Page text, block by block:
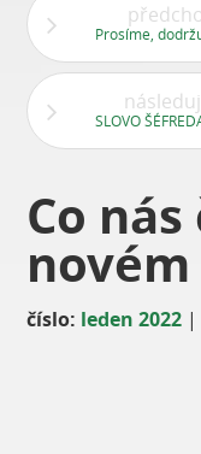
Co
novém
číslo: leden 2022 |